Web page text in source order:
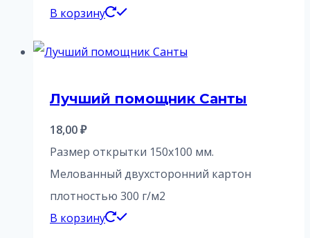
В корзину
Лучший помощник Санты
18,00₽
Размер открытки 150х100 мм.
Мелованный двухсторонний картон
плотностью 300 г/м2
В корзину